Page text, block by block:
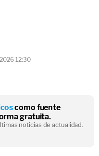
12:30
como fuente
gratuita.
noticias de actualidad.